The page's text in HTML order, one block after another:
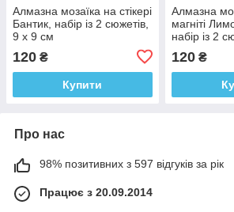
Алмазна мозаїка на стікері
Бантик, набір із 2 сюжетів,
9 х 9 см
120 ₴
Купити
Алмазна
магніті
набір із 2
120₴
Про нас
98% позитивних з 597 відгуків за рік
Працює з 20.09.2014